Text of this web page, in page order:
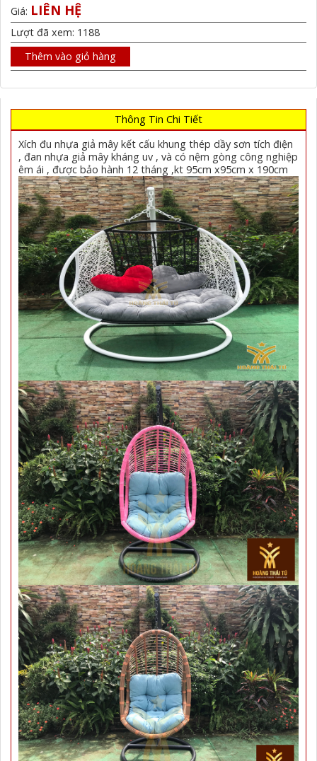
Giá: LIÊN HỆ
Lượt đã xem: 1188
Thêm vào giỏ hàng
Thông Tin Chi Tiết
Xích đu nhựa giả mây kết cấu khung thép dầy sơn tích điện
, đan nhựa giả mây kháng uv , và có nệm gòng công nghiệp
êm ái , được bảo hành 12 tháng ,kt 95cm x95cm x 190cm